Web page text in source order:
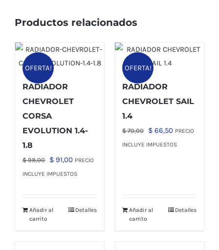
Productos relacionados
OFERTA!
RADIADOR
CHEVROLET
CORSA
EVOLUTION 1.4-
1.8
$98,00
El
precio
$ 98,00.
$ 91,00El
precio
$ 91,00.
PRECIO
INCLUYE IMPUESTOS
Añadir al
carrito
Detalles
OFERTA!
RADIADOR
CHEVROLET SAIL
1.4
$70,00
El
precio
$ 66,50El
precio
PRECIO
INCLUYE IMPUESTOS
Añadir al
carrito
Detalles